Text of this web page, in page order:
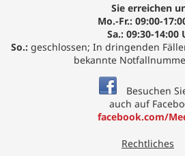
Sie erreichen
Mo.-Fr.: 09:00-
Sa.: 09:30-14:00
So.:geschlossen; In dringenden
bekannte
Besuchen
auch auf
facebook.com/
Rechtliches